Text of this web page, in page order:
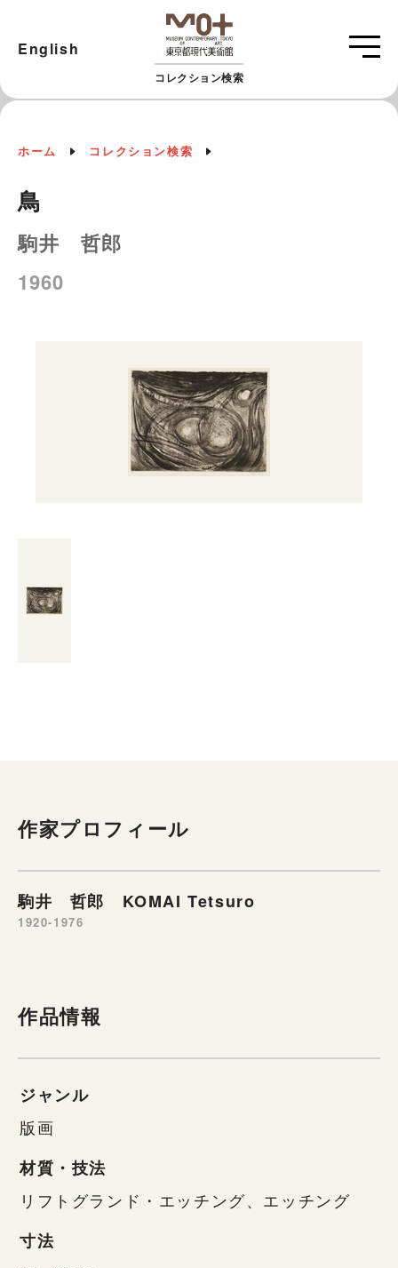
コレクション検索
English
ホーム コレクション検索
鳥
駒井 哲郎
1960
作家プロフィール
駒井 哲郎 KOMAI Tetsuro
1920-1976
作品情報
ジャンル
版画
材質・技法
リフトグランド・エッチング、エッチング
寸法